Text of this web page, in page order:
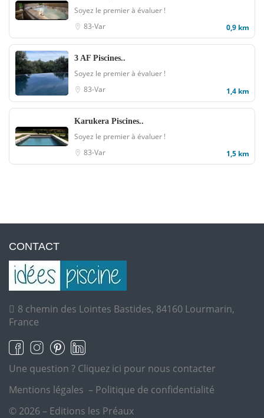
Soyez le premier à évaluer !
83-Var
0,9 km
3 AF Piscines..
Soyez le premier à évaluer !
83-Var
1,4 km
Karukera Piscines..
Soyez le premier à évaluer !
83-Var
1,5 km
CONTACT
8 chemin des Lointes Bastides, 84160 Lourmarin,
France
Une question ? Cliquez ici pour nous contacter
Mentions légales – Politique de confidentialité
© 2026 – Editions les Préaux